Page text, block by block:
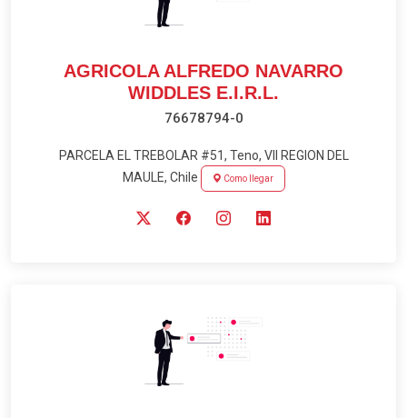
AGRICOLA ALFREDO NAVARRO
WIDDLES E.I.R.L.
76678794-0
PARCELA EL TREBOLAR #51, Teno, VII REGION DEL
MAULE, Chile
Como llegar